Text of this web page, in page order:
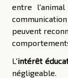
entre
peuvent
L'intérêt